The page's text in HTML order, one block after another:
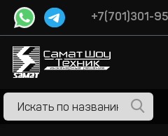
+7(701)301-